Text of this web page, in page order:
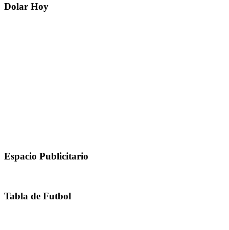
Dolar Hoy
Espacio Publicitario
Tabla de Futbol